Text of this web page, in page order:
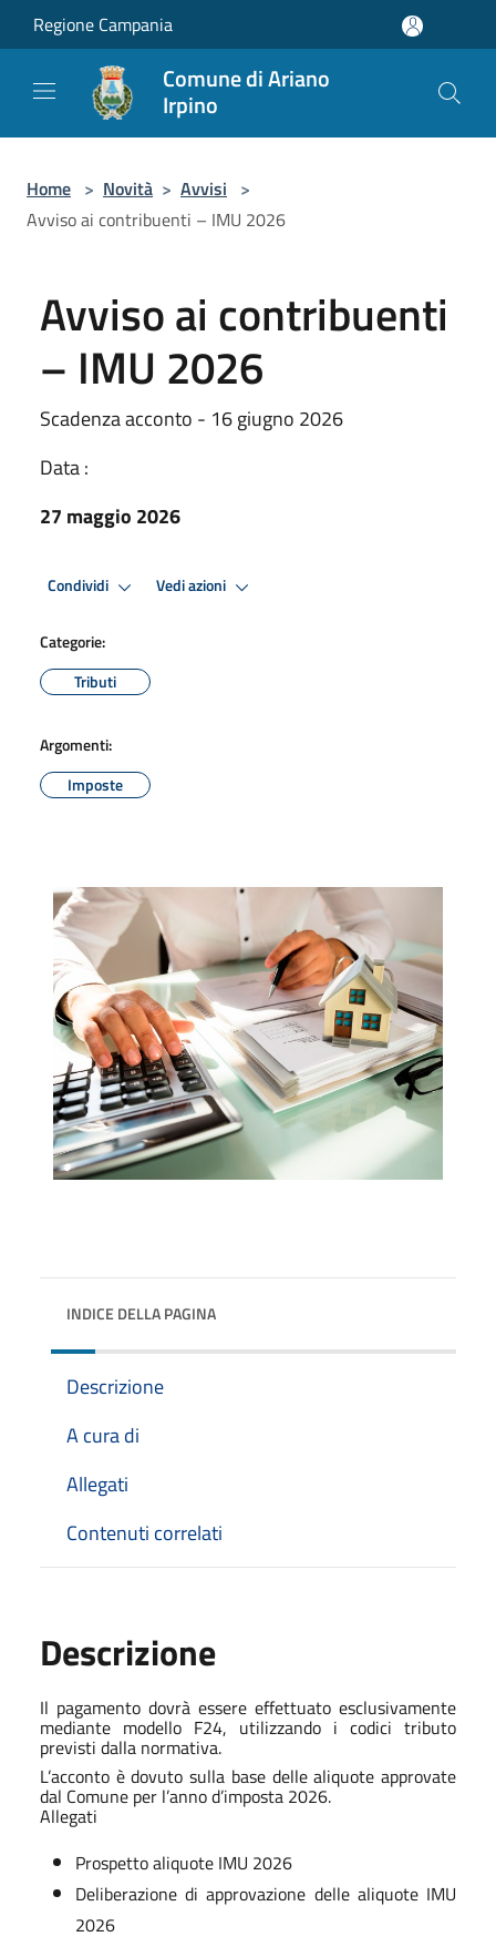
Salta al contenuto principale
Regione Campania
Comune di Ariano
Irpino
Home > Novità > Avvisi >
Avviso ai contribuenti – IMU 2026
Avviso ai contribuenti
– IMU 2026
Scadenza acconto - 16 giugno 2026
Data :
27 maggio 2026
Condividi Vedi azioni
Categorie:
Tributi
Argomenti:
Imposte
INDICE DELLA PAGINA
Descrizione
A cura di
Allegati
Contenuti correlati
Descrizione
Il pagamento dovrà essere effettuato esclusivamente
mediante modello F24, utilizzando i codici tributo
previsti dalla normativa.
L’acconto è dovuto sulla base delle aliquote approvate
dal Comune per l’anno d’imposta 2026.
Allegati
Prospetto aliquote IMU 2026
Deliberazione di approvazione delle aliquote IMU
2026